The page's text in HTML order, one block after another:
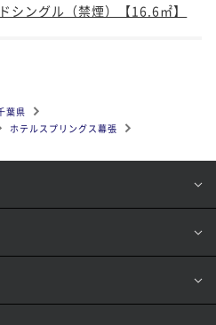
シングル（禁煙）【16.6㎡】
葉県
ホテルスプリングス幕張